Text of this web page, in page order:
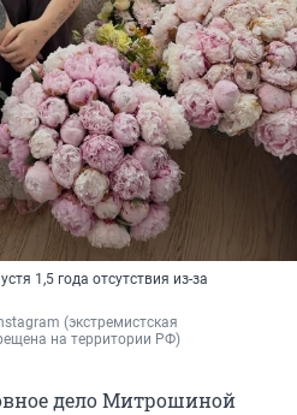
1,5 года отсутствия из-за
(экстремистская
на территории РФ)
дело Митрошиной